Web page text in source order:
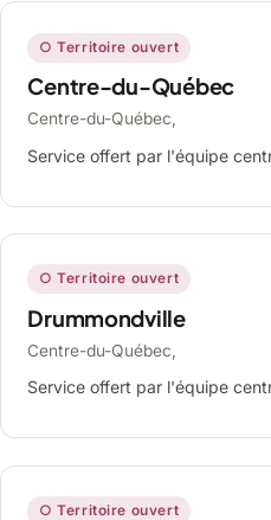
○ Territoire ouvert
Centre-du-Québec
Centre-du-Québec,
Service offert par l'équipe
○ Territoire ouvert
Drummondville
Centre-du-Québec,
Service offert par l'équipe
○ Territoire ouvert